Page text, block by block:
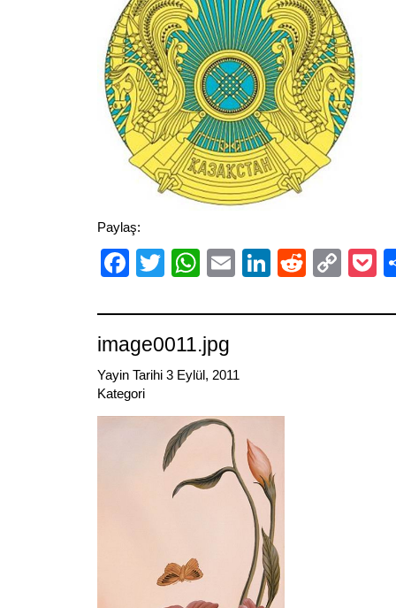
Paylaş:
Facebook
TwitterWhatsApp
EmailLinkedIn
Reddit
image0011.jpg
Yayin Tarihi 3 Eylül, 2011
Kategori